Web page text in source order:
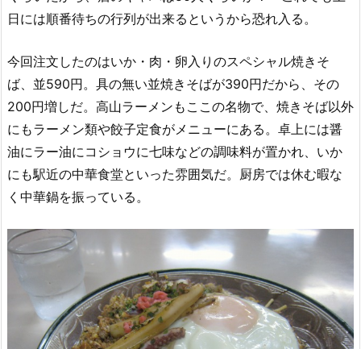
日には順番待ちの行列が出来るというから恐れ入る。
今回注文したのはいか・肉・卵入りのスペシャル焼きそ
ば、並590円。具の無い並焼きそばが390円だから、その
200円増しだ。高山ラーメンもここの名物で、焼きそば以外
にもラーメン類や餃子定食がメニューにある。卓上には醤
油にラー油にコショウに七味などの調味料が置かれ、いか
にも駅近の中華食堂といった雰囲気だ。厨房では休む暇な
く中華鍋を振っている。